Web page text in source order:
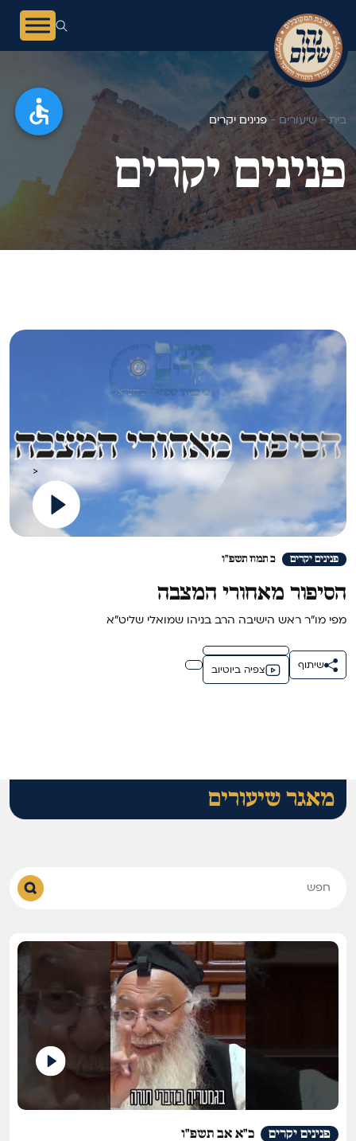
בית -שיעורים -פנינים יקרים
פנינים יקרים
>
כ תמוז תשפ"ו פנינים יקרים
הסיפור מאחורי המצבה
מפי מו"ר ראש הישיבה הרב בניהו שמואלי שליט"א
צפיה ביוטיוב שיתוף
מאגר שיעורים
כ"א אב תשפ"ו פנינים יקרים